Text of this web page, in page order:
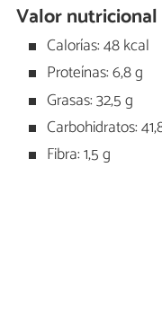
Valor nutricional
Calorías: 48 kcal
Proteínas: 6,8 g
Grasas: 32,5 g
Carbohidratos:
Fibra: 1,5 g